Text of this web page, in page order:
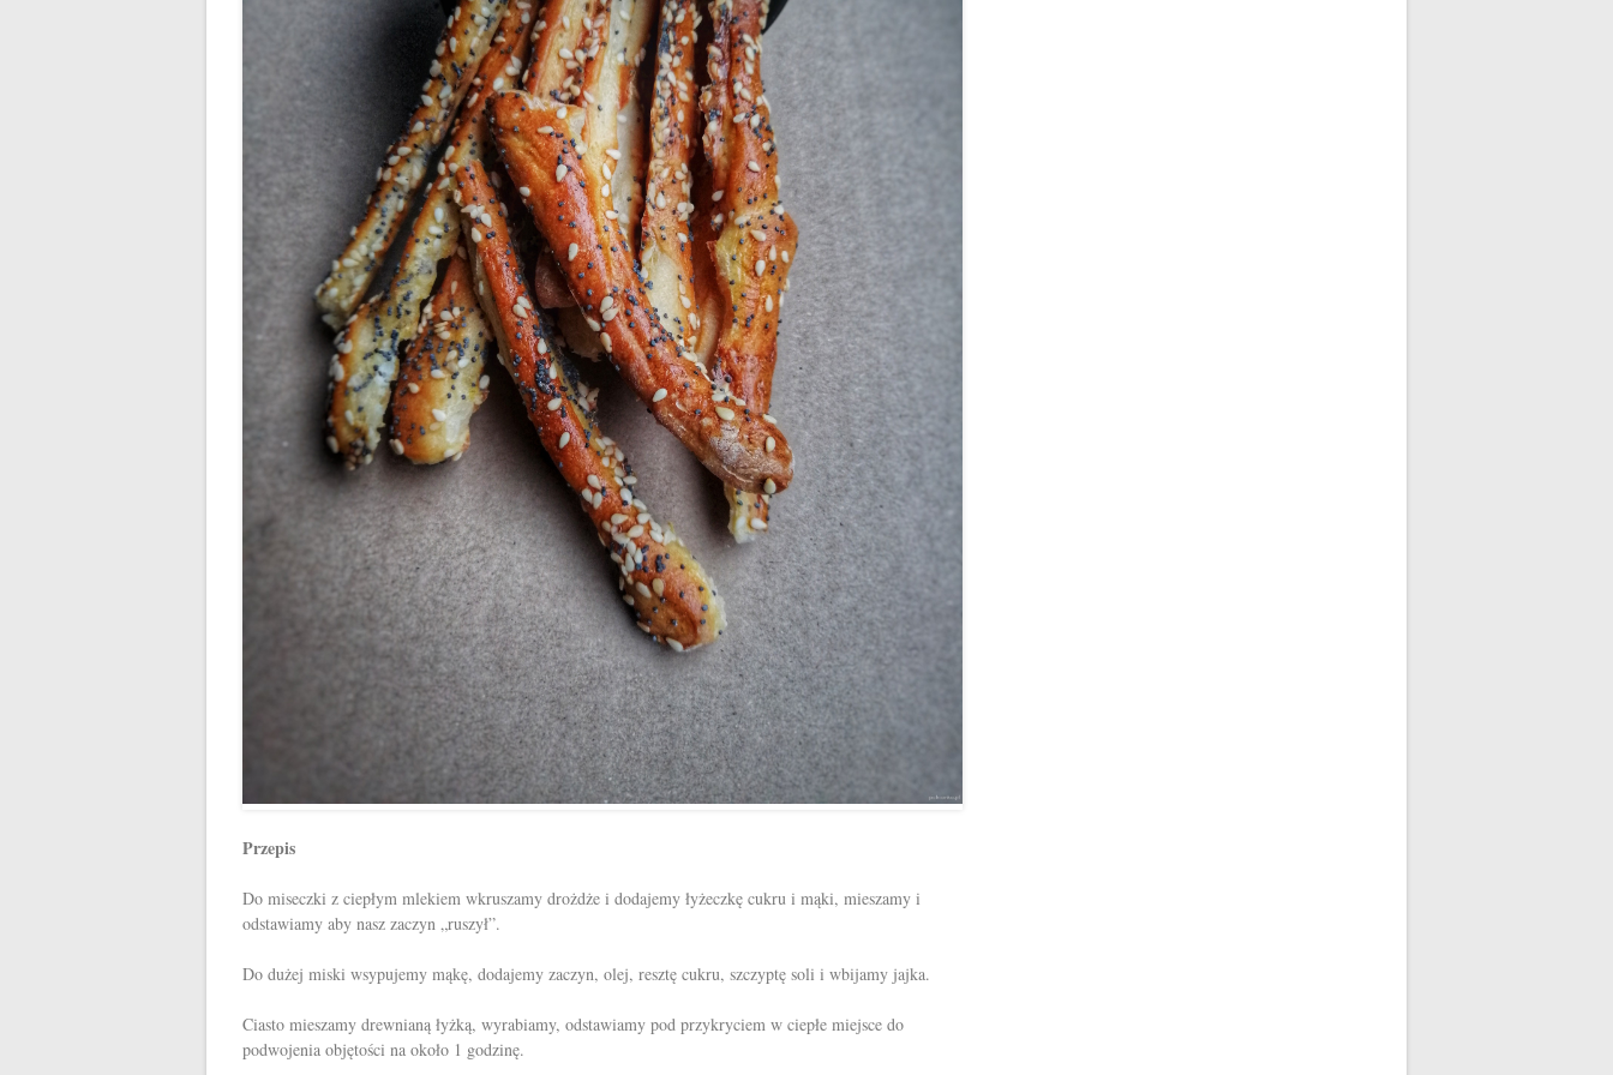
Przepis
Do miseczki z ciepłym mlekiem wkruszamy drożdże i dodajemy łyżeczkę cukru i mąki, mieszamy i
odstawiamy aby nasz zaczyn „ruszył”.
Do dużej miski wsypujemy mąkę, dodajemy zaczyn, olej, resztę cukru, szczyptę soli i wbijamy jajka.
Ciasto mieszamy drewnianą łyżką, wyrabiamy, odstawiamy pod przykryciem w ciepłe miejsce do
podwojenia objętości na około 1 godzinę.